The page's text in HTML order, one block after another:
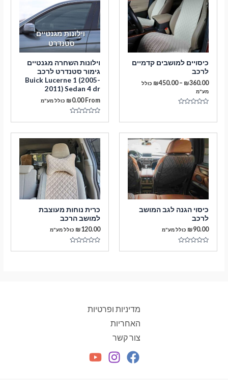
כיסויים למושבים קדמיים
לרכב
₪360.00
–
₪450.00
טווח
כולל
מע"מ
מתוך
וילונות השחרה מגנטיים
גימור סטנדרט לרכב
Buick Lucerne 1 (2005-
2011) Sedan 4 dr
From
₪0.00 כולל מע"מ
כיסוי הגנה לגב המושב
לרכב
₪90.00 כולל מע"מ
כרית נוחות מעוצבת
למושב הרכב
₪120.00 כולל מע"מ
מדיניות ופרטיות
האחריות
צור קשר